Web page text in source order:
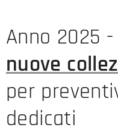
Anno 2025
nuove
per
dedicati